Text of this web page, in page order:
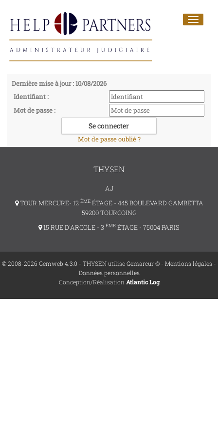
Toggle
Dernière mise à jour : 10/08/2026
Identifiant :
Mot de passe :
Mot de passe oublié ?
THYSEN
AJ
TOUR MERCURE- 12 ÈMEÉTAGE - 445 BOULEVARD GAMBETTA
59200 TOURCOING
15 RUE D'ARCOLE - 3 ÈME ÉTAGE - 75004 PARIS
© 2008-2026 Gemweb 4.3.0 - THYSEN utiliseGemarcur © - Mentions légales -
Données personnelles
Conception/Réalisation Atlantic Log